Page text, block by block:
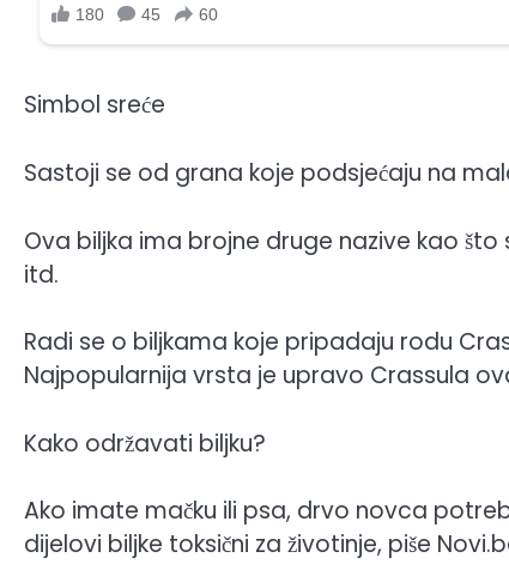
Simbol sreće
Sastoji se od grana koje podsjećaju na
Ova biljka ima brojne druge nazive kao
itd.
Radi se o biljkama koje pripadaju rodu
Najpopularnija vrsta je upravo Crassula
Kako održavati biljku?
Ako imate mačku ili psa, drvo novca
dijelovi biljke toksični za životinje, piše